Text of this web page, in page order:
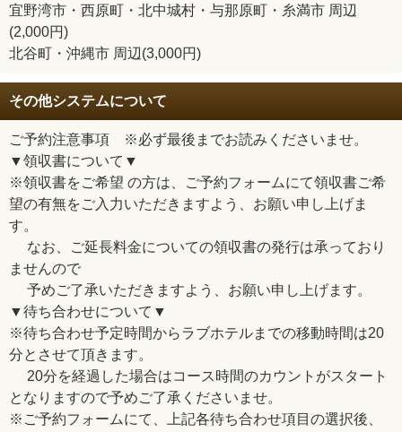
宜野湾市・西原町・北中城村・与那原町・糸満市 周辺
(2,000円)
北谷町・沖縄市 周辺(3,000円)
その他システムについて
ご予約注意事項 ※必ず最後までお読みくださいませ。
▼領収書について▼
※領収書をご希望 の方は、ご予約フォームにて領収書ご希
望の有無をご入力いただきますよう、お願い申し上げま
す。
なお、ご延長料金についての領収書の発行は承っており
ませんので
予めご了承いただきますよう、お願い申し上げます。
▼待ち合わせについて▼
※待ち合わせ予定時間からラブホテルまでの移動時間は20
分とさせて頂きます。
20分を経過した場合はコース時間のカウントがスタート
となりますので予めご了承くださいませ。
※ご予約フォームにて、上記各待ち合わせ項目の選択後、